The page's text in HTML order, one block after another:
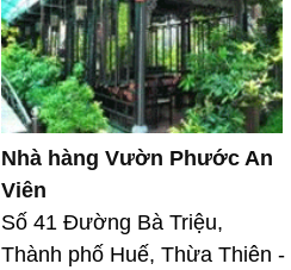
Nhà hàng Vườn Phước An
Viên
Số 41 Đường Bà Triệu,
Thành phố Huế, Thừa Thiên -